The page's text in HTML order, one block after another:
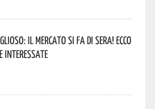
il mercato si fa di sera! Ecco
interessate